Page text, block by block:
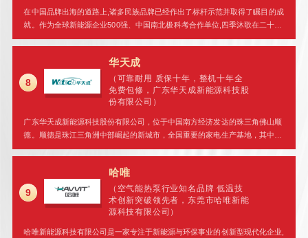
在中国品牌出海的道路上,诸多民族品牌已经作出了标杆示范并取得了瞩目的成
就。作为全球新能源企业500强、中国南北极科考合作单位,四季沐歌在二十余
年的实力积累下也早
8
华天成
（可靠耐用 质保十年，整机十年全
免费包修，广东华天成新能源科技股
份有限公司）
广东华天成新能源科技股份有限公司，位于中国南方经济发达的珠三角佛山顺
德。顺德是珠江三角洲中部崛起的新城市，全国重要的家电生产基地，其中家
用电器产品产销量分别占全
9
哈唯
（空气能热泵行业知名品牌 低温技
术创新突破领先者，东莞市哈唯新能
源科技有限公司）
哈唯新能源科技有限公司是一家专注于新能源与环保事业的创新型现代化企业,